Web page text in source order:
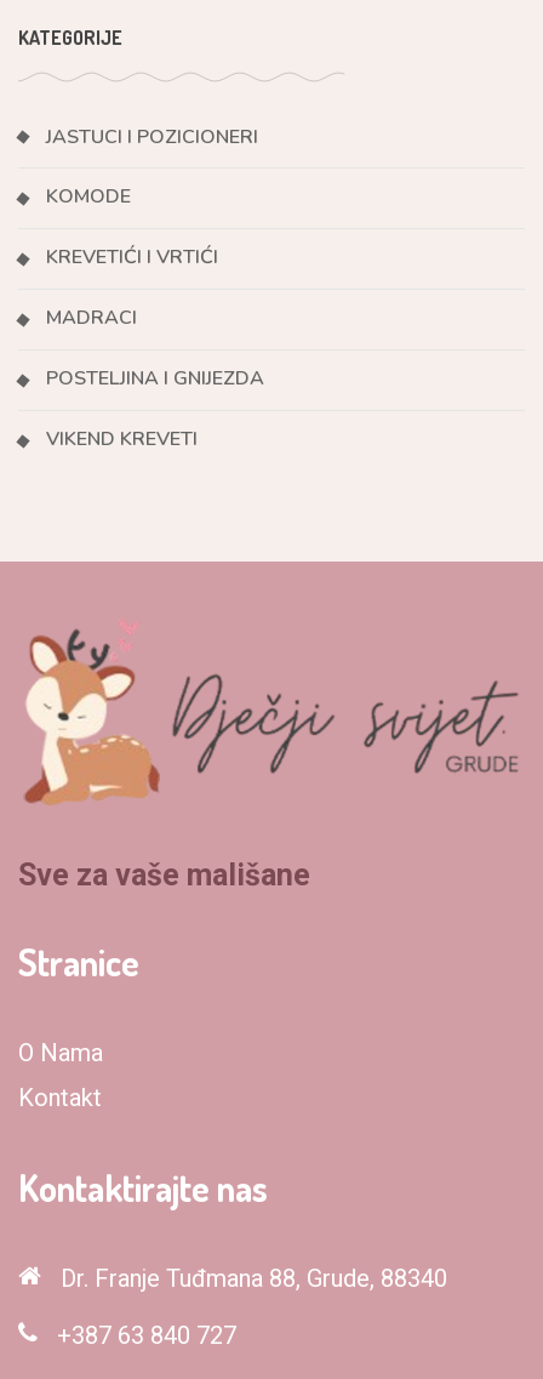
KATEGORIJE
JASTUCI I POZICIONERI
KOMODE
KREVETIĆI I VRTIĆI
MADRACI
POSTELJINA I GNIJEZDA
VIKEND KREVETI
Sve za vaše mališane
Stranice
O Nama
Kontakt
Kontaktirajte nas
Dr. Franje Tuđmana 88, Grude, 88340
+387 63 840 727